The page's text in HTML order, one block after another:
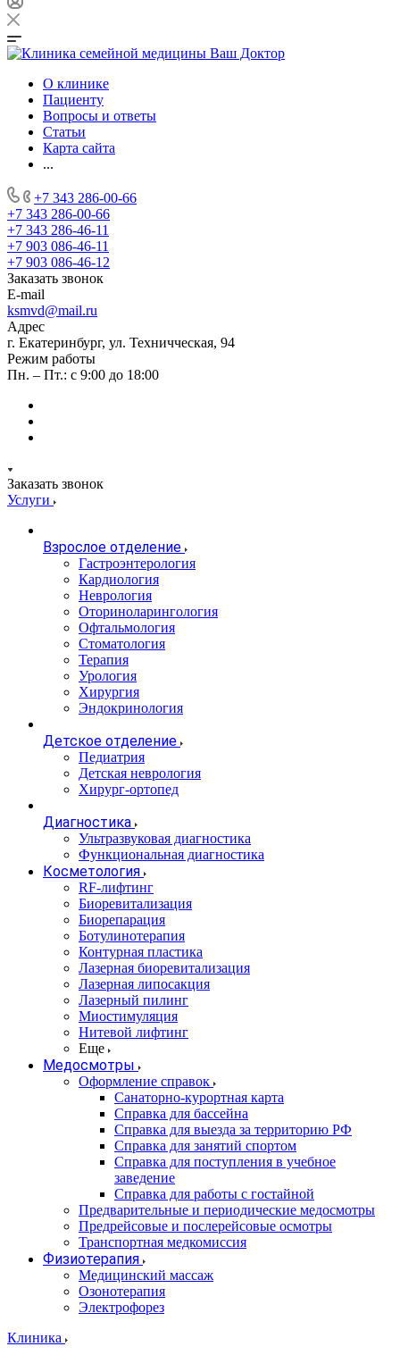
О клинике
Пациенту
Вопросы и ответы
Статьи
Карта сайта
...
+7 343 286-00-66
+7 343 286-00-66
+7 343 286-46-11
+7 903 086-46-11
+7 903 086-46-12
Заказать звонок
E-mail
ksmvd@mail.ru
Адрес
г. Екатеринбург, ул. Техничческая, 94
Режим работы
Пн. – Пт.: с 9:00 до 18:00
Заказать звонок
Услуги
Взрослое отделение
Гастроэнтерология
Кардиология
Неврология
Оториноларингология
Офтальмология
Стоматология
Терапия
Урология
Хирургия
Эндокринология
Детское отделение
Педиатрия
Детская неврология
Хирург-ортопед
Диагностика
Ультразвуковая диагностика
Функциональная диагностика
Косметология
RF-лифтинг
Биоревитализация
Биорепарация
Ботулинотерапия
Контурная пластика
Лазерная биоревитализация
Лазерная липосакция
Лазерный пилинг
Миостимуляция
Нитевой лифтинг
Еще
Медосмотры
Оформление справок
Санаторно-курортная карта
Справка для бассейна
Справка для выезда за территорию РФ
Справка для занятий спортом
Справка для поступления в учебное
заведение
Справка для работы с гостайной
Предварительные и периодические медосмотры
Предрейсовые и послерейсовые осмотры
Транспортная медкомиссия
Физиотерапия
Медицинский массаж
Озонотерапия
Электрофорез
Клиника